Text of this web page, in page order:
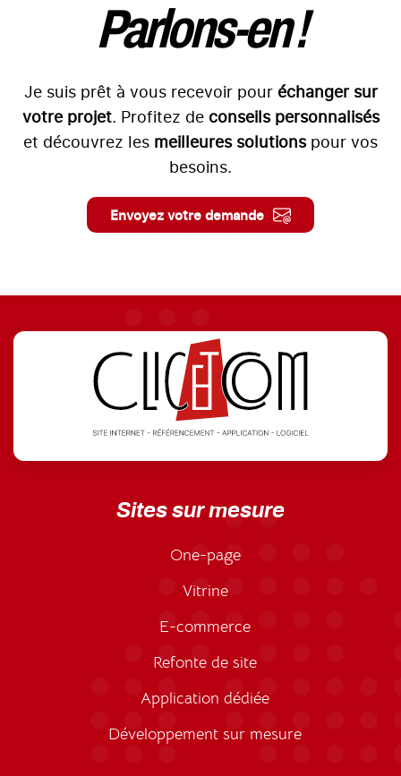
Parlons-en !
Je suis prêt à vous recevoir pour échanger sur
votre projet. Profitez de conseils personnalisés
et découvrez les meilleures solutionspour vos
besoins.
Envoyez votre demande
Sites sur mesure
One-page
Vitrine
E-commerce
Refonte de site
Application dédiée
Développement sur mesure